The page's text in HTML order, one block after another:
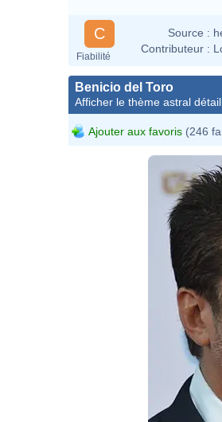
C
Fiabilité
Source :
Contributeur :
Benicio del Toro
Afficher le thème astral
Ajouter aux favoris (246